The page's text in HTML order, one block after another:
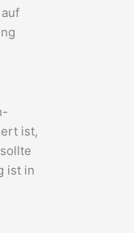
ist,
ist in